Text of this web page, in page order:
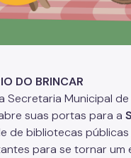
DO BRINCAR
Secretaria Municipal
suas portas para a
de bibliotecas
para se tornar